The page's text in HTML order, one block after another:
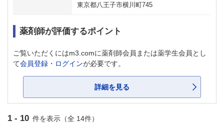
東京都八王子市横川町745
薬剤師が評価するポイント
ご覧いただくにはm3.comに薬剤師会員または薬学生会員とし
て会員登録・ログインが必要です。
詳細を見る
1 - 10 件を表示（全 14件）